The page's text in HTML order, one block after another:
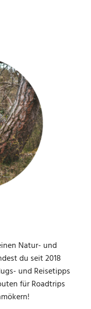
Natur- und
du seit 2018
und Reisetipps
für Roadtrips